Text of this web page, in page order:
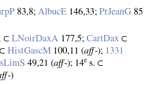
83,8; AlbucE 146,33;PrJeanG 85
⊂LNoirDaxA 177,5;CartDax ⊂
⊂HistGascM 100,11 (aff‑); 1331
49,21 (aff‑); 14e s. ⊂
)